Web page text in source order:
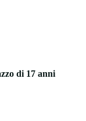
di 17 anni